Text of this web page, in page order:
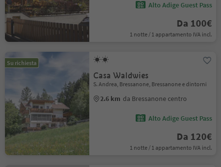
Alto Adige Guest Pass
Da 100€
1 notte / 1 appartamento IVA incl.
Su richiesta
Casa Waldwies
S. Andrea, Bressanone, Bressanone e dintorni
2.6 km da Bressanone centro
Alto Adige Guest Pass
Da 120€
1 notte / 1 appartamento IVA incl.